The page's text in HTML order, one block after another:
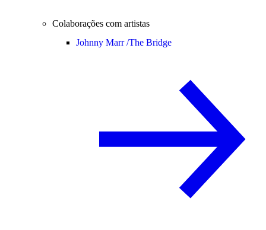
Colaborações com artistas
Johnny Marr /The Bridge